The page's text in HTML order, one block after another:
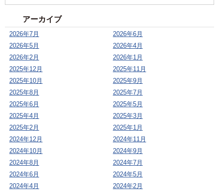
アーカイブ
2026年7月
2026年6月
2026年5月
2026年4月
2026年2月
2026年1月
2025年12月
2025年11月
2025年10月
2025年9月
2025年8月
2025年7月
2025年6月
2025年5月
2025年4月
2025年3月
2025年2月
2025年1月
2024年12月
2024年11月
2024年10月
2024年9月
2024年8月
2024年7月
2024年6月
2024年5月
2024年4月
2024年2月